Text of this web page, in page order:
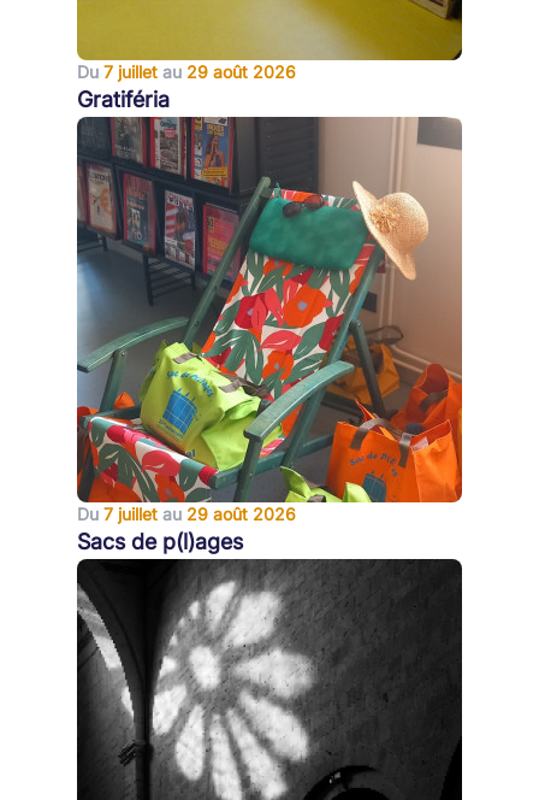
Du 7 juillet au 29 août 2026
Gratiféria
Du 7 juillet au 29 août 2026
Sacs de p(l)ages